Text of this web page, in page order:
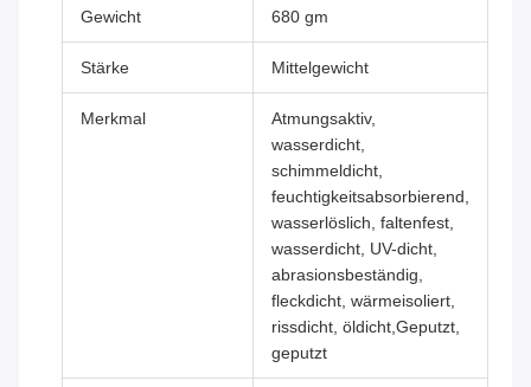
Gewicht 680 gm
Stärke Mittelgewicht
Merkmal
Atmungsaktiv,
wasserdicht,
schimmeldicht,
feuchtigkeitsabsorbierend,
wasserlöslich, faltenfest,
wasserdicht, UV-dicht,
abrasionsbeständig,
fleckdicht, wärmeisoliert,
rissdicht, öldicht,Geputzt,
geputzt